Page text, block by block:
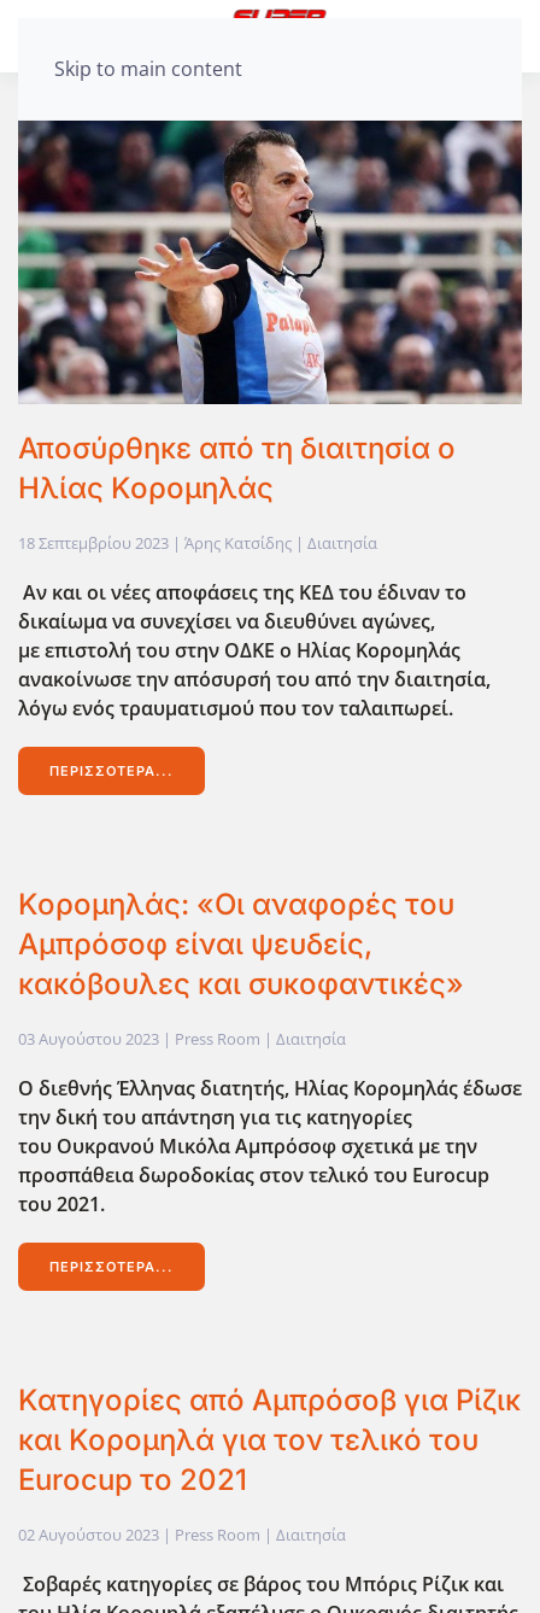
Skip to main content
Αποσύρθηκε από τη διαιτησία ο
Ηλίας Κορομηλάς
18 Σεπτεμβρίου 2023 | Άρης Κατσίδης | Διαιτησία
Αν και οι νέες αποφάσεις της ΚΕΔ του έδιναν το
δικαίωμα να συνεχίσει να διευθύνει αγώνες,
με επιστολή του στην ΟΔΚΕ ο Ηλίας Κορομηλάς
ανακοίνωσε την απόσυρσή του από την διαιτησία,
λόγω ενός τραυματισμού που τον ταλαιπωρεί.
ΠΕΡΙΣΣΌΤΕΡΑ...
Κορομηλάς: «Οι αναφορές του
Αμπρόσοφ είναι ψευδείς,
κακόβουλες και συκοφαντικές»
03 Αυγούστου 2023 | Press Room | Διαιτησία
Ο διεθνής Έλληνας διατητής, Ηλίας Κορομηλάς έδωσε
την δική του απάντηση για τις κατηγορίες
του Ουκρανού Μικόλα Αμπρόσοφ σχετικά με την
προσπάθεια δωροδοκίας στον τελικό του Eurocup
του 2021.
ΠΕΡΙΣΣΌΤΕΡΑ...
Κατηγορίες από Αμπρόσοβ για Ρίζικ
και Κορομηλά για τον τελικό του
Eurocup το 2021
02 Αυγούστου 2023 | Press Room | Διαιτησία
Σοβαρές κατηγορίες σε βάρος του Μπόρις Ρίζικ και